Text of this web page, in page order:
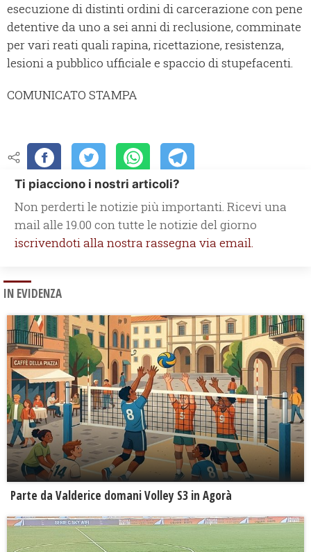
esecuzione di distinti ordini di carcerazione con pene
detentive da uno a sei anni di reclusione, comminate
per vari reati quali rapina, ricettazione, resistenza,
lesioni a pubblico ufficiale e spaccio di stupefacenti.
COMUNICATO STAMPA
Ti piacciono i nostri articoli?
Non perderti le notizie più importanti. Ricevi una
mail alle 19.00 con tutte le notizie del giorno
iscrivendoti alla nostra rassegna via email.
IN EVIDENZA
Parte da Valderice domani Volley S3 in Agorà